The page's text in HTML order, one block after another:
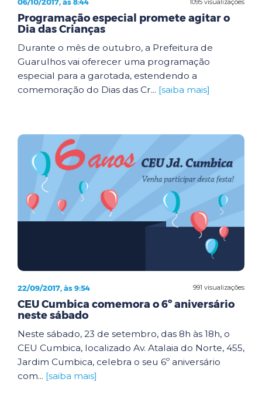
Programação especial promete agitar o
Dia das Crianças
Durante o mês de outubro, a Prefeitura de
Guarulhos vai oferecer uma programação
especial para a garotada, estendendo a
comemoração do Dias das Cr... [saiba mais]
991 visualizações
22/09/2017, às 9:54
CEU Cumbica comemora o 6º aniversário
neste sábado
Neste sábado, 23 de setembro, das 8h às 18h, o
CEU Cumbica, localizado Av. Atalaia do Norte, 455,
Jardim Cumbica, celebra o seu 6º aniversário
com... [saiba mais]